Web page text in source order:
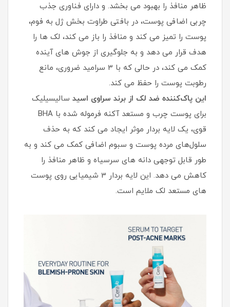
ظاهر منافذ را بهبود می بخشد. و دارای فناوری جذب
چربی اضافی پوست، در بافتی طراوت بخش ژل به فوم،
پوست را تمیز می کند و منافذ را باز می کند، لک ها را
هدف قرار می دهد و به جلوگیری از جوش های آینده
کمک می کند، در حالی که با 3 سرامید ضروری، مانع
رطوبت پوست را حفظ می کند.
این پاک‌کننده ضد لک از برند سراوی اسید سالیسیلیک
برای پوست چرب و مستعد آکنه فرموله شده با BHA
قوی، یک لایه بردار موثر ایجاد می کند که به حذف
سلول‌های مرده پوست و سبوم اضافی کمک می کند و به
طور قابل توجهی دانه های سر‌سیاه و ظاهر منافذ را
کاهش می دهد. این لایه بردار 3 شیمیایی روی پوست
های مستعد لک ملایم است.